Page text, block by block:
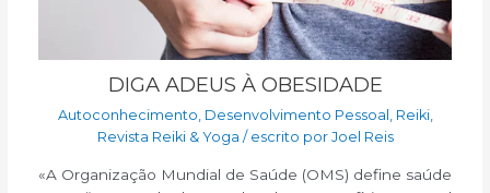
DIGA ADEUS À OBESIDADE
Autoconhecimento, Desenvolvimento Pessoal , Reiki,
Revista Reiki & Yoga / escrito por Joel Reis
«A Organização Mundial de Saúde (OMS) define saúde